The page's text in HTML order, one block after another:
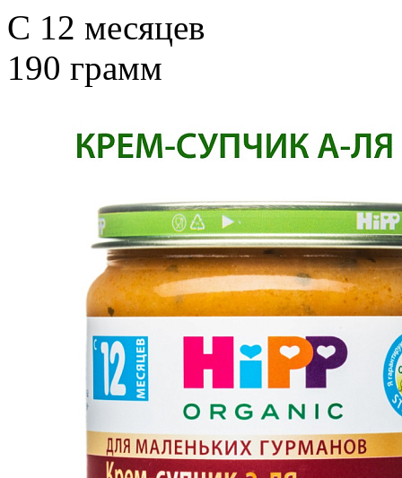
С 12 месяцев
190 грамм